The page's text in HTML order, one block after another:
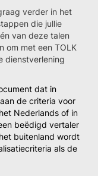
verder in het
die jullie
van deze talen
om met een TOLK
dienstverlening
dat in
de criteria voor
Nederlands of in
beëdigd vertaler
buitenland wordt
als de